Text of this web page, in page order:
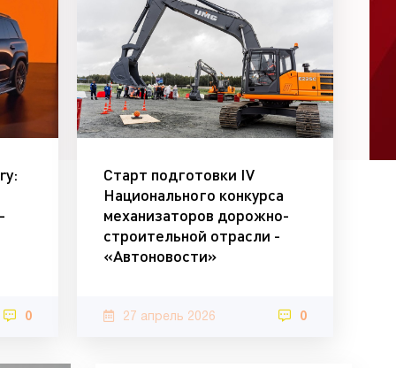
0
Старт подготовки IV
Национального конкурса
механизаторов дорожно-
строительной отрасли -
«Автоновости»
27 апрель 2026 0